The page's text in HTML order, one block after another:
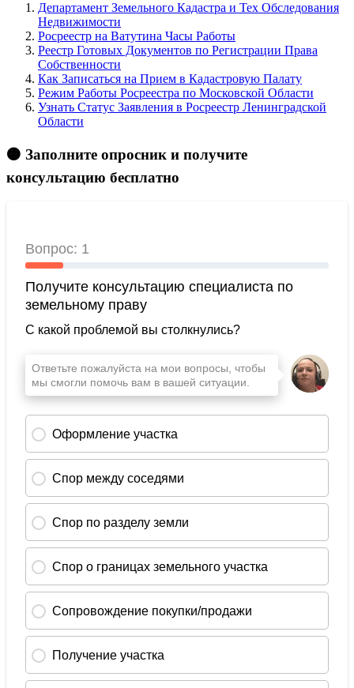
Департамент Земельного Кадастра и Тех Обследования
Недвижимости
Росреестр на Ватутина Часы Работы
Реестр Готовых Документов по Регистрации Права
Собственности
Как Записаться на Прием в Кадастровую Палату
Режим Работы Росреестра по Московской Области
Узнать Статус Заявления в Росреестр Ленинградской
Области
🟠 Заполните опросник и получите
консультацию бесплатно